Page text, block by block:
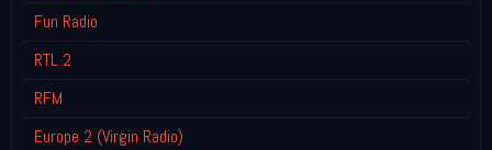
Fun Radio
RTL 2
RFM
Europe 2 (Virgin Radio)